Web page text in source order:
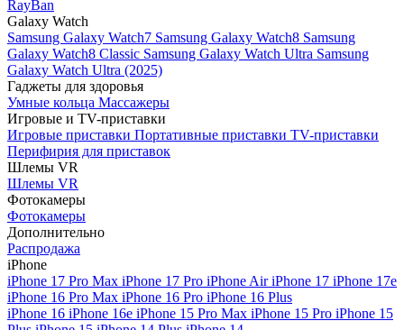
RayBan
Galaxy Watch
Samsung Galaxy Watch7 Samsung Galaxy Watch8 Samsung
Galaxy Watch8 Classic Samsung Galaxy Watch Ultra Samsung
Galaxy Watch Ultra (2025)
Гаджеты для здоровья
Умные кольца Массажеры
Игровые и TV-приставки
Игровые приставки Портативные приставки TV-приставки
Перифирия для приставок
Шлемы VR
Шлемы VR
Фотокамеры
Фотокамеры
Дополнительно
Распродажа
iPhone
iPhone 17 Pro Max iPhone 17 Pro iPhone AiriPhone 17 iPhone 17e
iPhone 16 Pro Max iPhone 16 Pro iPhone 16 Plus
iPhone 16 iPhone 16e iPhone 15 Pro Max iPhone 15 Pro iPhone 15